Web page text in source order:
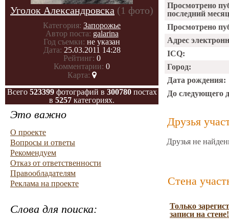
Уголок Александровска (1 фото)
Категория: Запорожье
Автор поста: galarina
Год съемки: не указан
Дата: 25.03.2011 14:28
Рейтинг: 0
Комментарии: 0
Карта:
Всего 523399фотографий в 300780постах
в 5257 категориях.
Это важно
О проекте
Вопросы и ответы
Рекомендуем
Отказ от ответственности
Правообладателям
Реклама на проекте
Слова для поиска:
Просмотрено
последний
Просмотрено
Адрес
ICQ:
Город:
Дата рождения:
До следующего
Друзья
Друзья не
Стена
Только
записи на стене!